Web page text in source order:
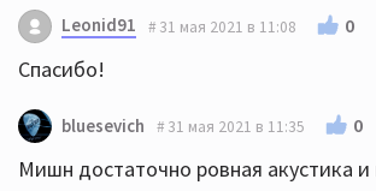
Leonid91 31 мая 2021 в 11:08 0
Спасибо!
bluesevich 31 мая 2021 в 11:35 0
Мишн достаточно ровная акустика и